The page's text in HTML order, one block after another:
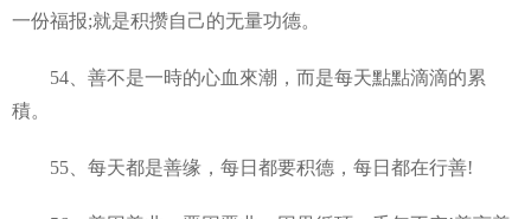
一份福报;就是积攒自己的无量功德。
54、善不是一時的心血來潮，而是每天點點滴滴的累
積。
55、每天都是善缘，每日都要积德，每日都在行善!